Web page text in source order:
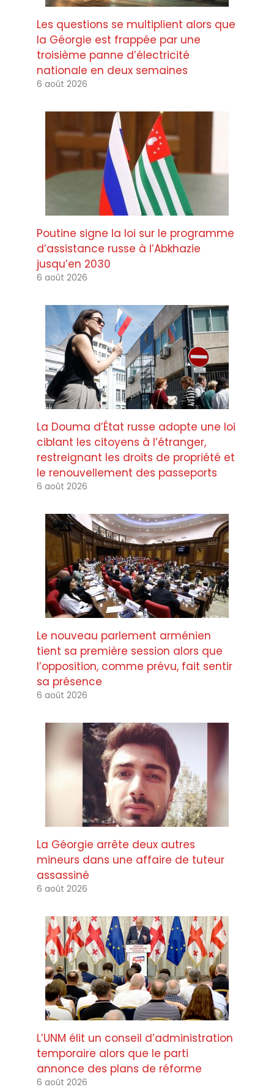
Les questions se multiplient alors que
la Géorgie est frappée par une
troisième panne d’électricité
nationale en deux semaines
6 août 2026
Poutine signe la loi sur le programme
d’assistance russe à l’Abkhazie
jusqu’en 2030
6 août 2026
La Douma d’État russe adopte une loi
ciblant les citoyens à l’étranger,
restreignant les droits de propriété et
le renouvellement des passeports
6 août 2026
Le nouveau parlement arménien
tient sa première session alors que
l’opposition, comme prévu, fait sentir
sa présence
6 août 2026
La Géorgie arrête deux autres
mineurs dans une affaire de tuteur
assassiné
6 août 2026
L’UNM élit un conseil d’administration
temporaire alors que le parti
annonce des plans de réforme
6 août 2026